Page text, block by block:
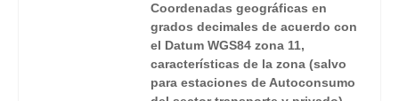
Coordenadas geográficas en
grados decimales de acuerdo con
el Datum WGS84 zona 11,
características de la zona (salvo
para estaciones de Autoconsumo